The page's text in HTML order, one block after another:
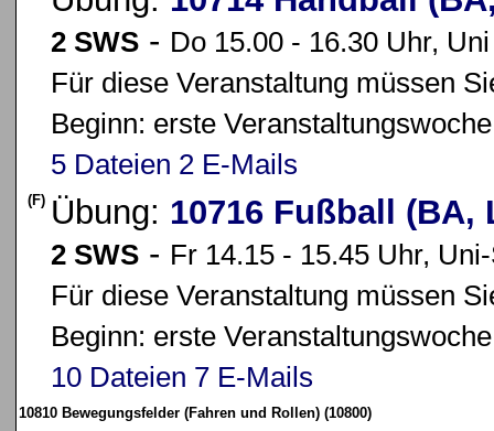
2 SWS - Do 15.00 - 16.30 Uhr,
Für diese Veranstaltung müssen
Beginn: erste Veranstaltungswoche
5 Dateien 2 E-Mails
(F) Übung: 10716 Fußball (BA,
2 SWS - Fr 14.15 - 15.45 Uhr,
Für diese Veranstaltung müssen
Beginn: erste Veranstaltungswoche
10 Dateien 7 E-Mails
10810 Bewegungsfelder (Fahren und Rollen) (10800)